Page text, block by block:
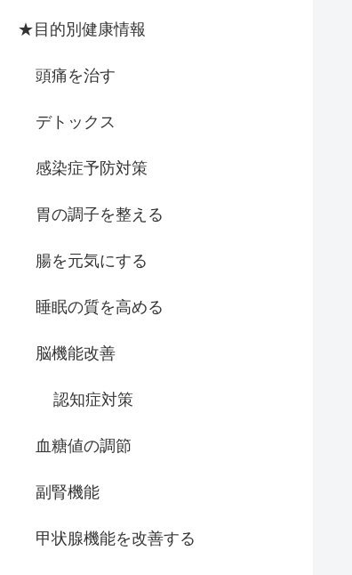
★目的別健康情報
頭痛を治す
デトックス
感染症予防対策
胃の調子を整える
腸を元気にする
睡眠の質を高める
脳機能改善
認知症対策
血糖値の調節
副腎機能
甲状腺機能を改善する